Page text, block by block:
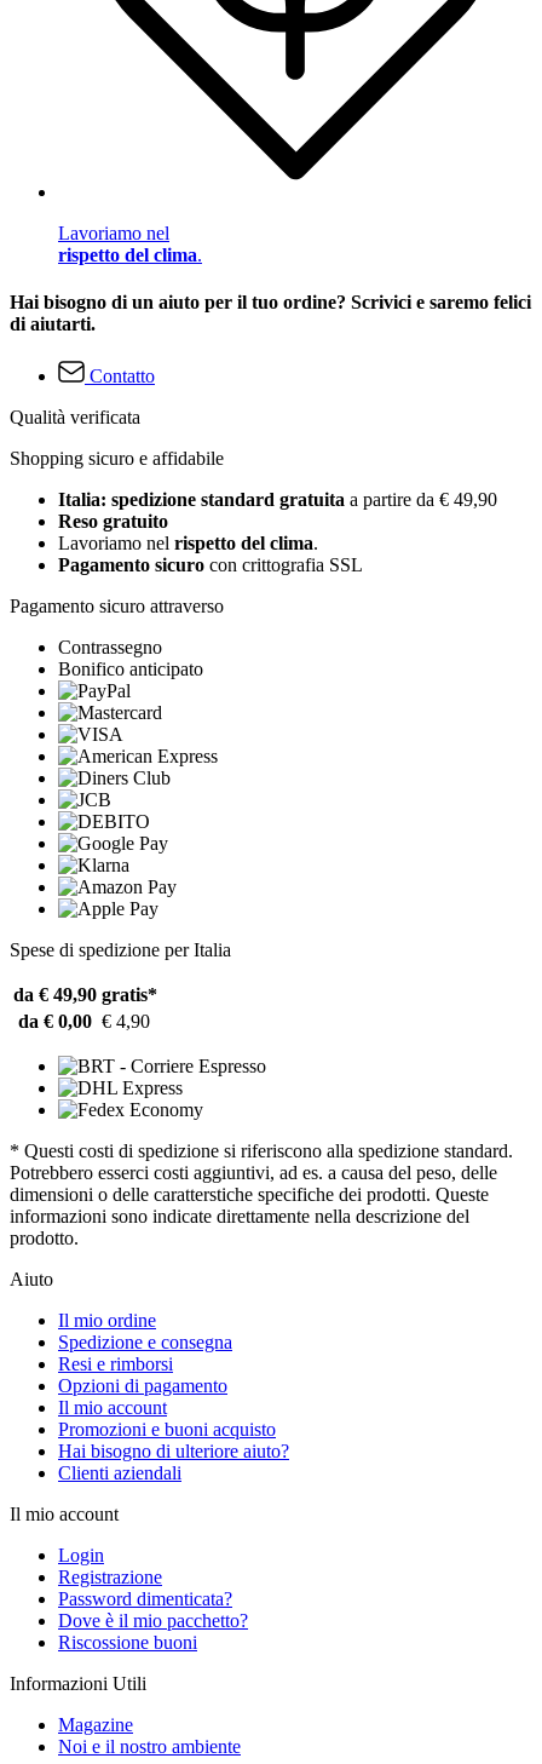
Lavoriamo nel
rispetto del clima.
Hai bisogno di un aiuto per il tuo ordine? Scrivici e saremo felici
di aiutarti.
Contatto
Qualità verificata
Shopping sicuro e affidabile
Italia: spedizione standard gratuita a partire da € 49,90
Reso gratuito
Lavoriamo nel rispetto del clima.
Pagamento sicuro con crittografia SSL
Pagamento sicuro attraverso
Contrassegno
Bonifico anticipato
Spese di spedizione per Italia
da € 49,90 gratis*
da € 0,00 € 4,90
* Questi costi di spedizione si riferiscono alla spedizione standard.
Potrebbero esserci costi aggiuntivi, ad es. a causa del peso, delle
dimensioni o delle caratterstiche specifiche dei prodotti. Queste
informazioni sono indicate direttamente nella descrizione del
prodotto.
Aiuto
Il mio ordine
Spedizione e consegna
Resi e rimborsi
Opzioni di pagamento
Il mio account
Promozioni e buoni acquisto
Hai bisogno di ulteriore aiuto?
Clienti aziendali
Il mio account
Login
Registrazione
Password dimenticata?
Dove è il mio pacchetto?
Riscossione buoni
Informazioni Utili
Magazine
Noi e il nostro ambiente